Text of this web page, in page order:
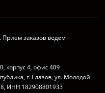
Прием заказов ведем
корпус 4, офис 409
г. Глазов, ул. Молодой
ИНН 182908801933